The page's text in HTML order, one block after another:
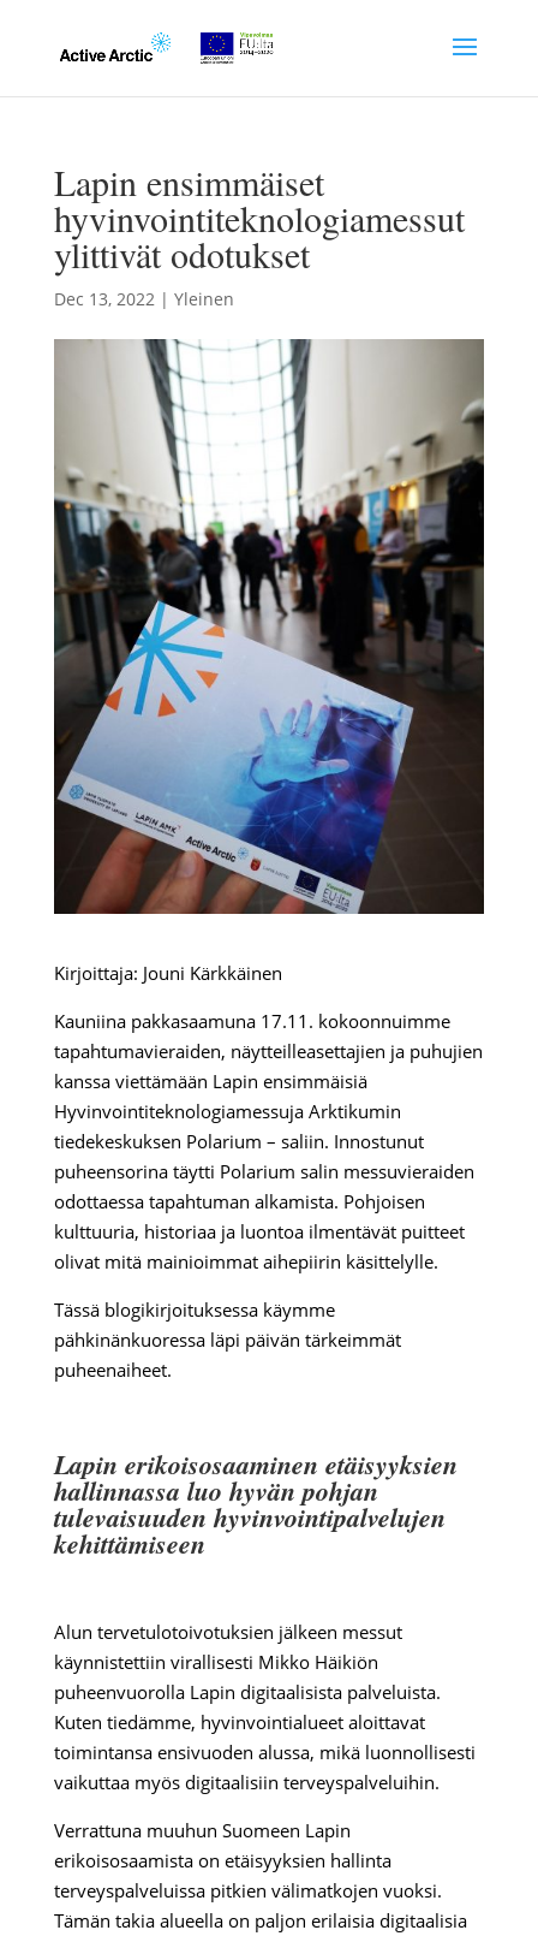
Lapin ensimmäiset
hyvinvointiteknologiamessut
ylittivät odotukset
Dec 13, 2022| Yleinen
Kirjoittaja: Jouni Kärkkäinen
Kauniina pakkasaamuna 17.11. kokoonnuimme
tapahtumavieraiden, näytteilleasettajien ja puhujien
kanssa viettämään Lapin ensimmäisiä
Hyvinvointiteknologiamessuja Arktikumin
tiedekeskuksen Polarium – saliin. Innostunut
puheensorina täytti Polarium salin messuvieraiden
odottaessa tapahtuman alkamista. Pohjoisen
kulttuuria, historiaa ja luontoa ilmentävät puitteet
olivat mitä mainioimmat aihepiirin käsittelylle.
Tässä blogikirjoituksessa käymme
pähkinänkuoressa läpi päivän tärkeimmät
puheenaiheet.
Lapin erikoisosaaminen etäisyyksien
hallinnassa luo hyvän pohjan
tulevaisuuden hyvinvointipalvelujen
kehittämiseen
Alun tervetulotoivotuksien jälkeen messut
käynnistettiin virallisesti Mikko Häikiön
puheenvuorolla Lapin digitaalisista palveluista.
Kuten tiedämme, hyvinvointialueet aloittavat
toimintansa ensivuoden alussa, mikä luonnollisesti
vaikuttaa myös digitaalisiin terveyspalveluihin.
Verrattuna muuhun Suomeen Lapin
erikoisosaamista on etäisyyksien hallinta
terveyspalveluissa pitkien välimatkojen vuoksi.
Tämän takia alueella on paljon erilaisia digitaalisia